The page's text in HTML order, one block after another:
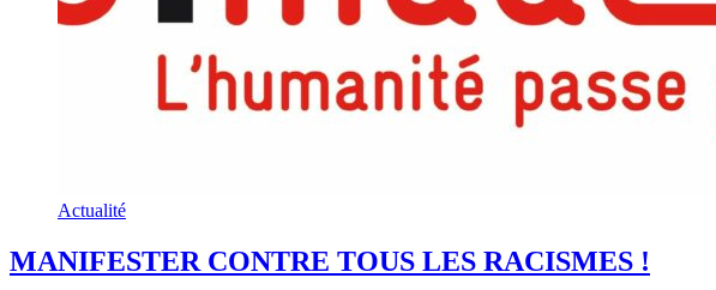
Actualité
MANIFESTER CONTRE TOUS LES RACISMES !